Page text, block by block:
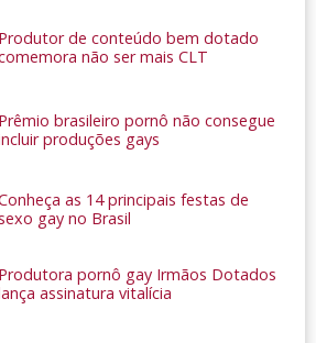
Produtor de conteúdo bem dotado
não ser mais CLT
Prêmio brasileiro pornô não consegue
produções gays
as 14 principais festas de
gay no Brasil
Produtora pornô gay Irmãos Dotados
assinatura vitalícia